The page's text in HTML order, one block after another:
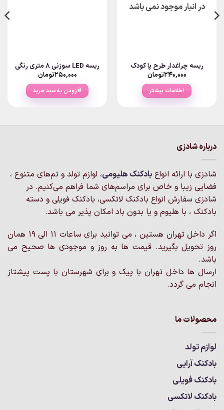
در انبار موجود نمی باشد
ریسه چراغدار طرح پا کودک
۲۴۰,۰۰۰تومان
اطلاعات بیشتر
ریسه LED سوزنی ۸ متری رنگی
۲۵۰,۰۰۰تومان
افزودن به سبد خرید
درباره شادزی
شادزی با ارائه انواع بادکنک‌ هلیومی، لوازم تولد و تم‌های متنوع ،
فضایی زیبا و خاص برای مراسم‌های شما فراهم می‌کنیم. در
شادزی سفارش انواع بادکنک لاتکسی، بادکنک فویلی و دسته
بادکنک ، با هلیوم و یا بدون باد امکان پذیر می باشد.
اگر داخل تهران هستین ، می توانید برای ساعات 11 الی 19 همان
روز تحویل بگیرید. قیمت ها به روز و موجودی ها صحیح می
باشد.
ارسال ها داخل تهران با پیک و برای شهرستان با پست پیشتاز
انجام می گردد.
محصولات ما
لوازم تولد
بادکنک آرایی
بادکنک فویلی
بادکنک لاتکسی